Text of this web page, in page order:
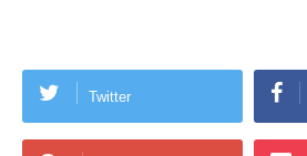
Twitter